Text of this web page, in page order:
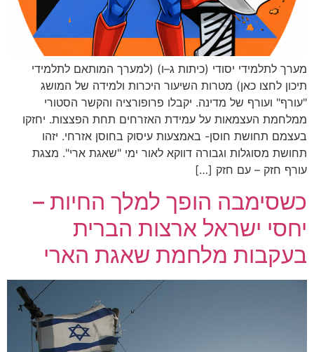
מערך לתלמידי יסודי (כיתות ג–ו) (למערך המותאם לתלמידי
תיכון לחצו כאן) מטרות השיעור היכרות ולמידה של המושג
"עורף" ועורף של מדינה. יקבלו פרופורציה והקשר הסטורי
ממלחמת העצמאות על עמידת האזרחים תחת הפצצות. יחזקו
בעצמם תחושת חוסן- באמצעות עיסוק בחוסן אזרחי. יזהו
תחושת מסוגלות וגבורה דווקא לאור ימי "שאגת ארי". מצגת
עורף חזק – עם חזק […]
כשסימבה הופך למלך החיות –
יחסי ישראל ארצות הברית
בעקבות מלחמת שאגת הארי